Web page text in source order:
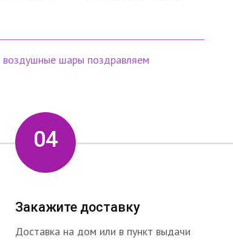
воздушные шары поздравляем
04
Закажите доставку
Доставка на дом или в пункт выдачи